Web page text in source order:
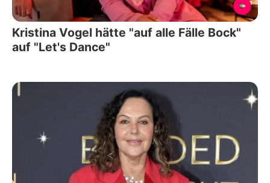
Kristina Vogel hätte "auf alle Fälle Bock"
auf "Let's Dance"